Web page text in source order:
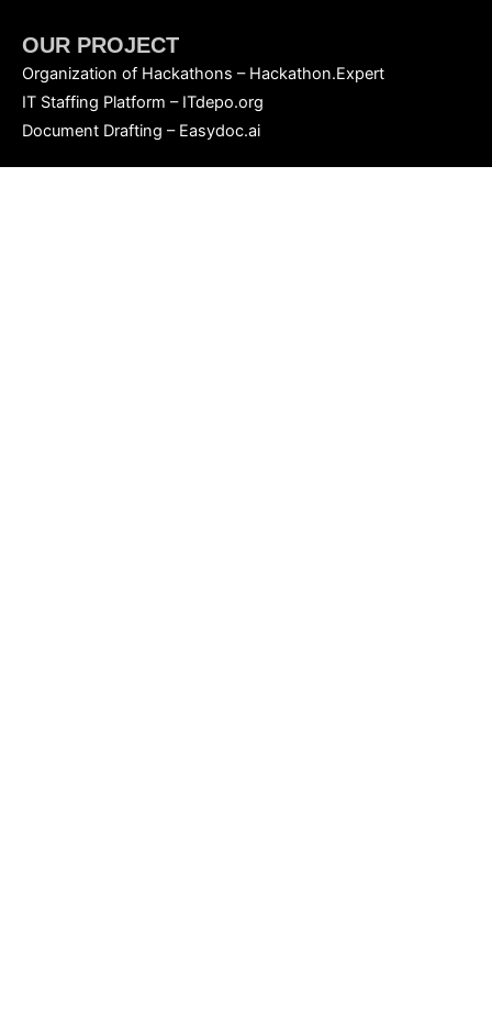
OUR PROJECT
Organization of Hackathons – Hackathon.Expert
IT Staffing Platform – ITdepo.org
Document Drafting – Easydoc.ai